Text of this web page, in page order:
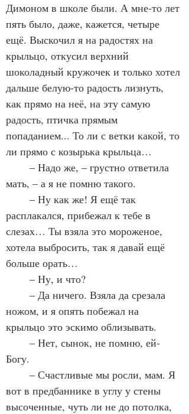
Димоном в школе были. А мне-то лет
пять было, даже, кажется, четыре
ещё. Выскочил я на радостях на
крыльцо, откусил верхний
шоколадный кружочек и только хотел
дальше белую-то радость лизнуть,
как прямо на неё, на эту самую
радость, птичка прямым
попаданием... То ли с ветки какой, то
ли прямо с козырька крыльца…
мать, – а я не помню такого.
расплакался, прибежал к тебе в
слезах… Ты взяла это мороженое,
хотела выбросить, так я давай ещё
больше орать…
	– Ну, и что?
ножом, и я опять побежал на
крыльцо это эскимо облизывать.
Богу.
вот в предбаннике в углу у стены
высоченные, чуть ли не до потолка,